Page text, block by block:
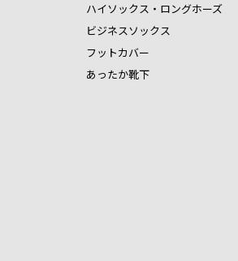
ハイソックス・ロングホーズ
ビジネスソックス
フットカバー
あったか靴下